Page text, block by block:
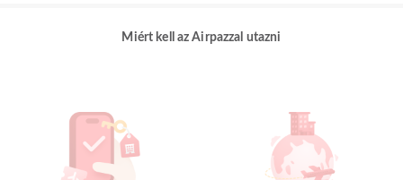
Miért kell az Airpazzal utazni